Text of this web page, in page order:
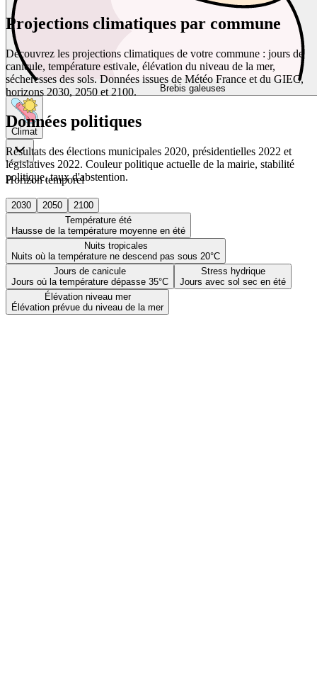
Brebis galeuses
Climat
Horizon temporel
2030 2050
2100
Température été
Hausse de la température moyenne en été
Nuits tropicales
Nuits où la température ne descend pas sous 20°C
Jours de canicule
Jours où la température dépasse 35°C
Stress hydrique
Jours avec sol sec en été
Élévation niveau mer
Élévation prévue du niveau de la mer
Projections climatiques par commune
Découvrez les projections climatiques de votre commune : jours de
canicule, température estivale, élévation du niveau de la mer,
sécheresses des sols. Données issues de Météo France et du GIEC,
horizons 2030, 2050 et 2100.
Données politiques
Résultats des élections municipales 2020, présidentielles 2022 et
législatives 2022. Couleur politique actuelle de la mairie, stabilité
politique, taux d'abstention.